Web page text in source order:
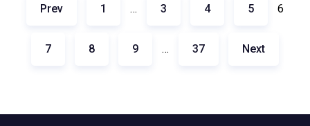
Prev 1 … 3 4 5 6
7 8 9 … 37 Next